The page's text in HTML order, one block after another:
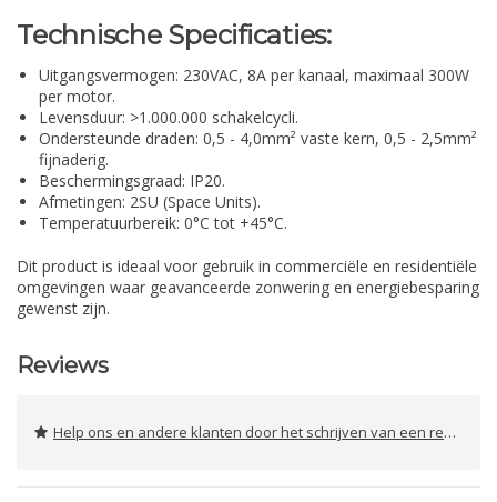
Technische Specificaties:
Uitgangsvermogen: 230VAC, 8A per kanaal, maximaal 300W
per motor.
Levensduur: >1.000.000 schakelcycli.
Ondersteunde draden: 0,5 - 4,0mm² vaste kern, 0,5 - 2,5mm²
fijnaderig.
Beschermingsgraad: IP20.
Afmetingen: 2SU (Space Units).
Temperatuurbereik: 0°C tot +45°C.
Dit product is ideaal voor gebruik in commerciële en residentiële
omgevingen waar geavanceerde zonwering en energiebesparing
gewenst zijn.
Reviews
Help ons en andere klanten door het schrijven van een review